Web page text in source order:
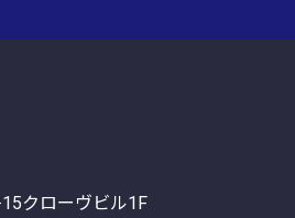
クローヴビル1F